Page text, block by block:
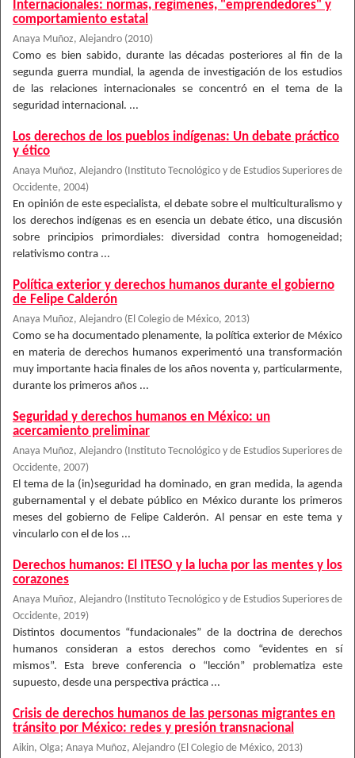
Internacionales: normas, regímenes, "emprendedores" y
comportamiento estatal
Anaya Muñoz, Alejandro (2010)
Como es bien sabido, durante las décadas posteriores al fin de la
segunda guerra mundial, la agenda de investigación de los estudios
de las relaciones internacionales se concentró en el tema de la
seguridad internacional. ...
Los derechos de los pueblos indígenas: Un debate práctico
y ético
Anaya Muñoz, Alejandro ( Instituto Tecnológico y de Estudios Superiores de
Occidente, 2004)
En opinión de este especialista, el debate sobre el multiculturalismo y
los derechos indígenas es en esencia un debate ético, una discusión
sobre principios primordiales: diversidad contra homogeneidad;
relativismo contra ...
Política exterior y derechos humanos durante el gobierno
de Felipe Calderón
Anaya Muñoz, Alejandro ( El Colegio de México, 2013)
Como se ha documentado plenamente, la política exterior de México
en materia de derechos humanos experimentó una transformación
muy importante hacia finales de los años noventa y, particularmente,
durante los primeros años ...
Seguridad y derechos humanos en México: un
acercamiento preliminar
Anaya Muñoz, Alejandro ( Instituto Tecnológico y de Estudios Superiores de
Occidente, 2007)
El tema de la (in)seguridad ha dominado, en gran medida, la agenda
gubernamental y el debate público en México durante los primeros
meses del gobierno de Felipe Calderón. Al pensar en este tema y
vincularlo con el de los ...
Derechos humanos: El ITESO y la lucha por las mentes y los
corazones
Anaya Muñoz, Alejandro ( Instituto Tecnológico y de Estudios Superiores de
Occidente, 2019)
Distintos documentos “fundacionales” de la doctrina de derechos
humanos consideran a estos derechos como “evidentes en sí
mismos”. Esta breve conferencia o “lección” problematiza este
supuesto, desde una perspectiva práctica ...
Crisis de derechos humanos de las personas migrantes en
tránsito por México: redes y presión transnacional
Aikin, Olga; Anaya Muñoz, Alejandro ( El Colegio de México, 2013)